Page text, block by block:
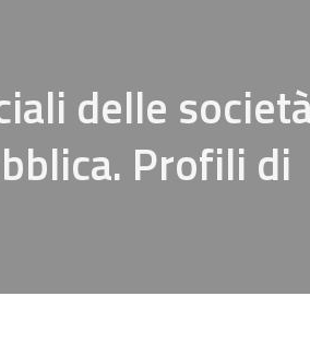
delle
Profili di